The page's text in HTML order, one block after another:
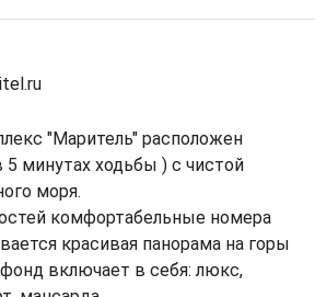
"Маритель" расположен
5 минутах ходьбы ) с чистой
моря.
комфортабельные номера
красивая панорама на горы
включает в себя: люкс,